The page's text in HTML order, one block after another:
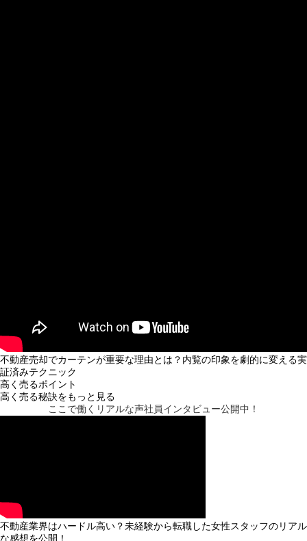
不動産売却でカーテンが重要な理由とは？内覧の印象を劇的に変える実
証済みテクニック
高く売るポイント
高く売る秘訣をもっと見る
ここで働くリアルな声社員インタビュー公開中！
不動産業界はハードル高い？未経験から転職した女性スタッフのリアル
な感想を公開！